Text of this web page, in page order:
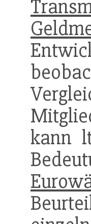
kann